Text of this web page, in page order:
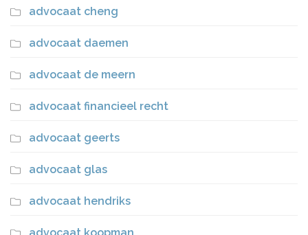
advocaat cheng
advocaat daemen
advocaat de meern
advocaat financieel recht
advocaat geerts
advocaat glas
advocaat hendriks